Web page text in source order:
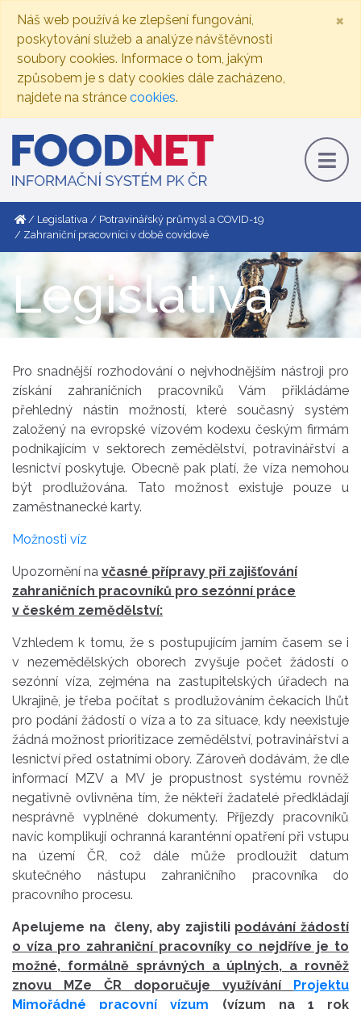
Náš web používá ke zlepšení fungování,
poskytování služeb a analýze návštěvnosti
soubory cookies. Informace o tom, jakým
způsobem je s daty cookies dále zacházeno,
najdete na stránce cookies.
×
Legislativa
Potravinářský průmysl a COVID-19
Zahraniční pracovníci v době covidové
Legislativa
Pro snadnější rozhodování o nejvhodnějším nástroji pro
získání zahraničních pracovníků Vám přikládáme
přehledný nástin možností, které současný systém
založený na evropské vízovém kodexu českým firmám
podnikajícím v sektorech zemědělství, potravinářství a
lesnictví poskytuje. Obecně pak platí, že víza nemohou
být prodlužována. Tato možnost existuje pouze u
zaměstnanecké karty.
Možnosti víz
Upozornění na včasné přípravy při zajišťování
zahraničních pracovníků pro sezónní práce
v českém zemědělství:
Vzhledem k tomu, že s postupujícím jarním časem se i
v nezemědělských oborech zvyšuje počet žádostí o
sezónní víza, zejména na zastupitelských úřadech na
Ukrajině, je třeba počítat s prodlužováním čekacích lhůt
pro podání žádostí o víza a to za situace, kdy neexistuje
žádná možnost prioritizace zemědělství, potravinářství a
lesnictví před ostatními obory. Zároveň dodávám, že dle
informací MZV a MV je propustnost systému rovněž
negativně ovlivněna tím, že někteří žadatelé předkládají
nesprávně vyplněné dokumenty. Příjezdy pracovníků
navíc komplikují ochranná karanténní opatření při vstupu
na území ČR, což dále může prodloužit datum
skutečného nástupu zahraničního pracovníka do
pracovního procesu.
Apelujeme na členy, aby zajistili podávání žádostí
o víza pro zahraniční pracovníky co nejdříve je to
možné, formálně správných a úplných, a rovněž
znovu MZe ČR doporučuje využívání Projektu
Mimořádné pracovní vízum
(vízum na 1 rok